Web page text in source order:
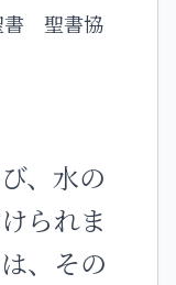
書 聖書協
、水の
られま
、その